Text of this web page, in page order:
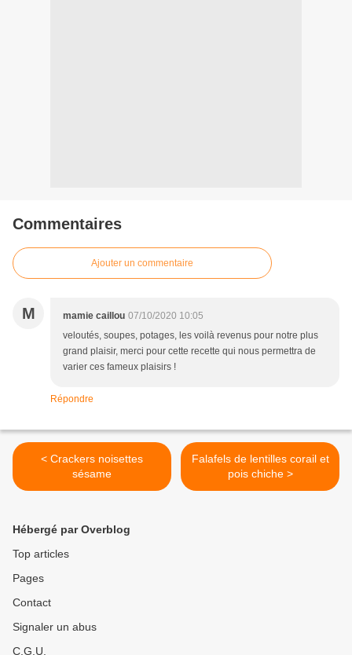
Commentaires
Ajouter un commentaire
M mamie caillou 07/10/2020 10:05
veloutés, soupes, potages, les voilà revenus pour notre plus
grand plaisir, merci pour cette recette qui nous permettra de
varier ces fameux plaisirs !
Répondre
< Crackers noisettes
sésame
Falafels de lentilles corail et
pois chiche >
Hébergé par Overblog
Top articles
Pages
Contact
Signaler un abus
C.G.U.